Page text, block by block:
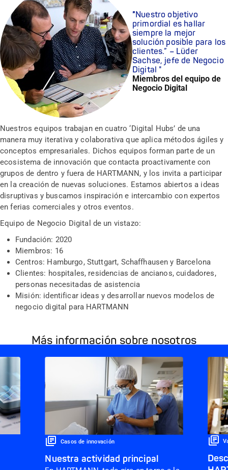
“Nuestro objetivo
primordial es hallar
siempre la mejor
solución posible para los
clientes.” – Lüder
Sachse, jefe de Negocio
Digital
Miembros del equipo de
Negocio Digital
Nuestros equipos trabajan en cuatro ‘Digital Hubs’ de una
manera muy iterativa y colaborativa que aplica métodos ágiles y
conceptos empresariales. Dichos equipos forman parte de un
ecosistema de innovación que contacta proactivamente con
grupos de dentro y fuera de HARTMANN, y los invita a participar
en la creación de nuevas soluciones. Estamos abiertos a ideas
disruptivas y buscamos inspiración e intercambio con expertos
en ferias comerciales y otros eventos.
Equipo de Negocio Digital de un vistazo:
Fundación: 2020
Miembros: 16
Centros: Hamburgo, Stuttgart, Schaffhauseny Barcelona
Clientes: hospitales, residencias de ancianos, cuidadores,
personas necesitadas de asistencia
Misión: identificar ideas y desarrollar nuevos modelos de
negocio digital para HARTMANN
Más información sobre nosotros
Casos de innovación
Nuestra actividad principal